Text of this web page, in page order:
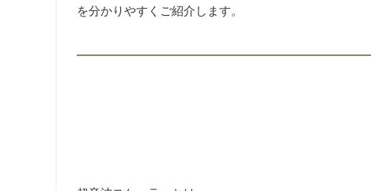
を分かりやすくご紹介します。